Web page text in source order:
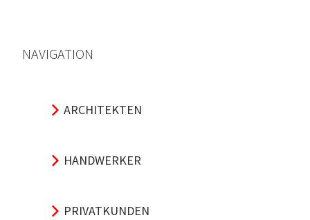
NAVIGATION
ARCHITEKTEN
HANDWERKER
PRIVATKUNDEN